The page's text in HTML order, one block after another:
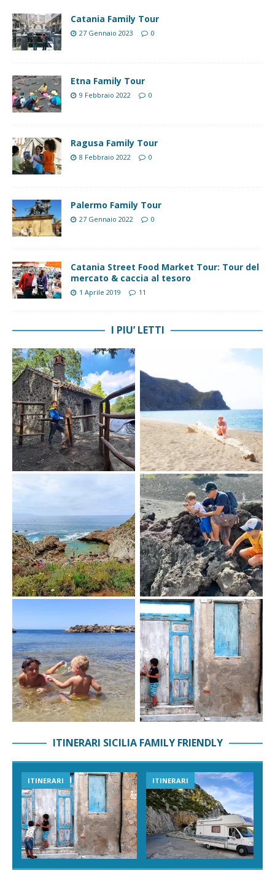
Catania Family Tour
27 Gennaio 2023 0
Etna Family Tour
9 Febbraio 2022 0
Ragusa Family Tour
8 Febbraio 2022 0
Palermo Family Tour
27 Gennaio 2022 0
Catania Street Food Market Tour: Tour del
mercato & caccia al tesoro
1 Aprile 2019 11
I PIU’ LETTI
ITINERARI SICILIA FAMILY FRIENDLY
ITINERARI ITINERARI